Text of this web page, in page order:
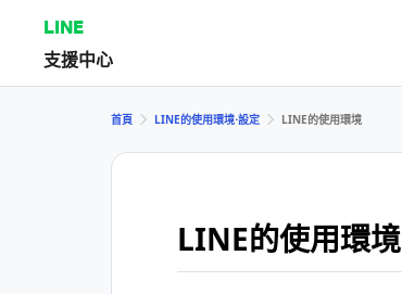
LINE
支援中心
首頁 LINE的使用環境⋅設定 LINE的使用環境
LINE的使用環境